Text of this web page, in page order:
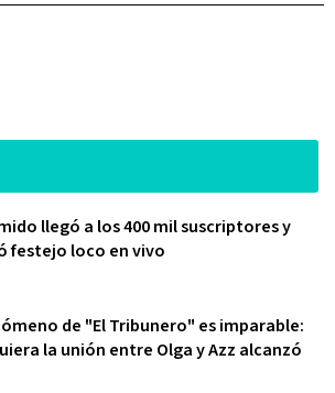
llegó a los 400 mil suscriptores y
festejo loco en vivo
de "El Tribunero" es imparable:
la unión entre Olga y Azz alcanzó